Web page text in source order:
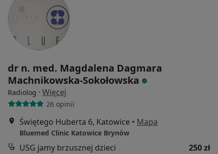
dr n. med. Magdalena Dagmara
Machnikowska-Sokołowska
Radiolog · Więcej
26 opinii
Świętego Huberta 6, Katowice • Mapa
Bluemed Clinic Katowice Brynów
USG jamy brzusznej dzieci
250 zł